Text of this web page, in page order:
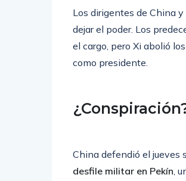
Los dirigentes de China
dejar el poder. Los
el cargo, pero Xi abolió
como presidente.
China defendió el jueves
desfile militar en Pekín,